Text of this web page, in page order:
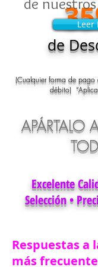
de
(Cualquier forma de
débito)
APÁRTALO
Excelente
Selección •
Respuestas a
más
Leer
Leer